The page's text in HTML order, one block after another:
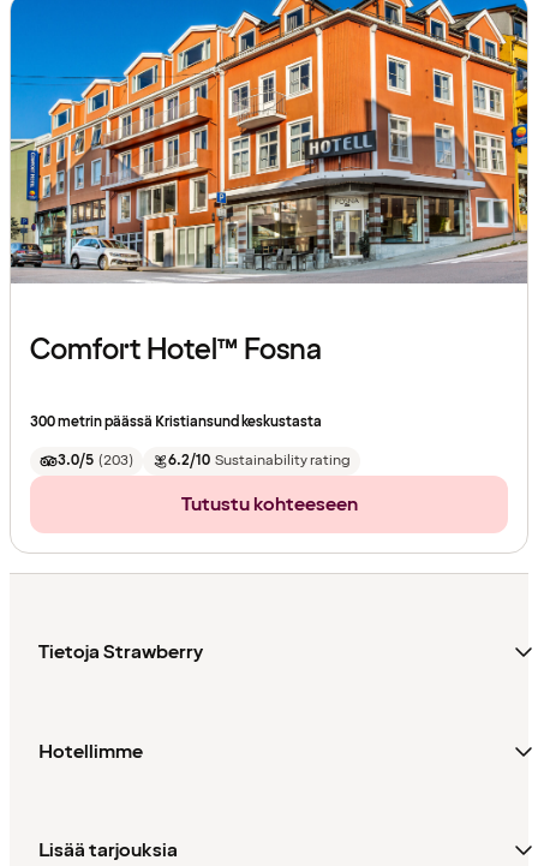
Comfort Hotel™ Fosna
300 metrin päässä Kristiansund keskustasta
3.0/5 (203) 6.2/10 Sustainability rating
Tutustu kohteeseen
Tietoja Strawberry
Hotellimme
Lisää tarjouksia